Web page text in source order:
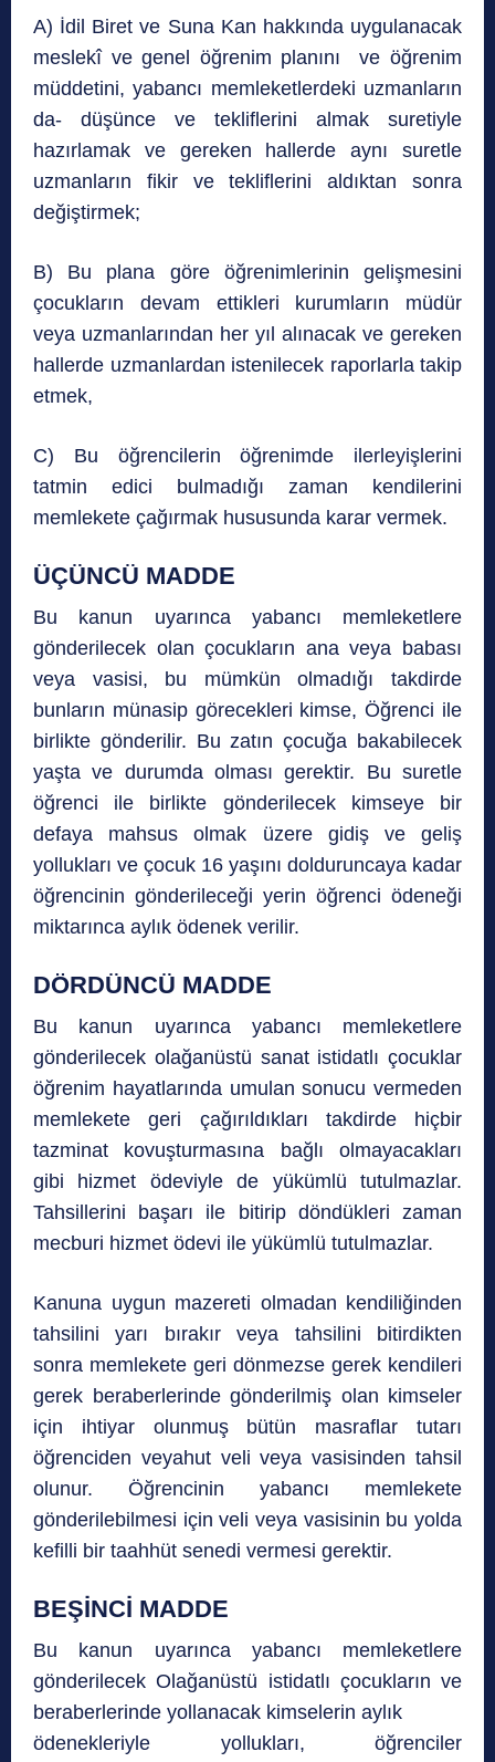
A) İdil Biret ve Suna Kan hakkında uygulanacak
meslekî ve genel öğrenim planını ve öğrenim
müddetini, yabancı memleketlerdeki uzmanların
da- düşünce ve tekliflerini almak suretiyle
hazırlamak ve gereken hallerde aynı suretle
uzmanların fikir ve tekliflerini aldıktan sonra
değiştirmek;
B) Bu plana göre öğrenimlerinin gelişmesini
çocukların devam ettikleri kurumların müdür
veya uzmanlarından her yıl alınacak ve gereken
hallerde uzmanlardan istenilecek raporlarla takip
etmek,
C) Bu öğrencilerin öğrenimde ilerleyişlerini
tatmin edici bulmadığı zaman kendilerini
memlekete çağırmak hususunda karar vermek.
ÜÇÜNCÜ MADDE
Bu kanun uyarınca yabancı memleketlere
gönderilecek olan çocukların ana veya babası
veya vasisi, bu mümkün olmadığı takdirde
bunların münasip görecekleri kimse, Öğrenci ile
birlikte gönderilir. Bu zatın çocuğa bakabilecek
yaşta ve durumda olması gerektir. Bu suretle
öğrenci ile birlikte gönderilecek kimseye bir
defaya mahsus olmak üzere gidiş ve geliş
yollukları ve çocuk 16 yaşını dolduruncaya kadar
öğrencinin gönderileceği yerin öğrenci ödeneği
miktarınca aylık ödenek verilir.
DÖRDÜNCÜ MADDE
Bu kanun uyarınca yabancı memleketlere
gönderilecek olağanüstü sanat istidatlı çocuklar
öğrenim hayatlarında umulan sonucu vermeden
memlekete geri çağırıldıkları takdirde hiçbir
tazminat kovuşturmasına bağlı olmayacakları
gibi hizmet ödeviyle de yükümlü tutulmazlar.
Tahsillerini başarı ile bitirip döndükleri zaman
mecburi hizmet ödevi ile yükümlü tutulmazlar.
Kanuna uygun mazereti olmadan kendiliğinden
tahsilini yarı bırakır veya tahsilini bitirdikten
sonra memlekete geri dönmezse gerek kendileri
gerek beraberlerinde gönderilmiş olan kimseler
için ihtiyar olunmuş bütün masraflar tutarı
öğrenciden veyahut veli veya vasisinden tahsil
olunur. Öğrencinin yabancı memlekete
gönderilebilmesi için veli veya vasisinin bu yolda
kefilli bir taahhüt senedi vermesi gerektir.
BEŞİNCİ MADDE
Bu kanun uyarınca yabancı memleketlere
gönderilecek Olağanüstü istidatlı çocukların ve
beraberlerinde yollanacak kimselerin aylık
ödenekleriyle yollukları, öğrenciler